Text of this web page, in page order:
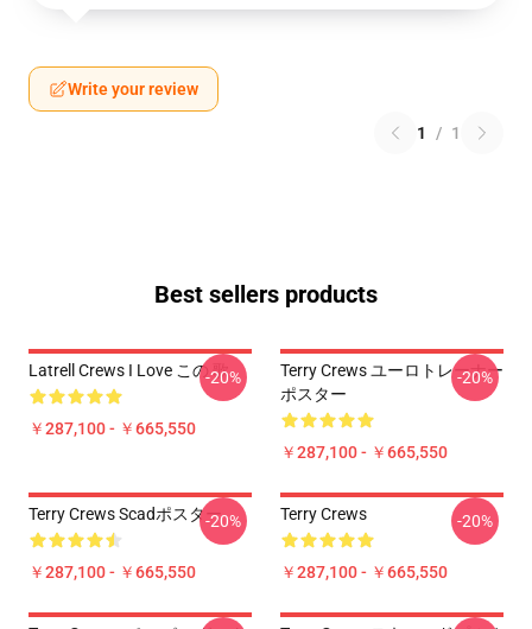
Write your review
1 / 1
Best sellers products
Latrell Crews I Love この 歌
￥287,100 - ￥665,550
-20%
Terry Crews ユーロトレーナー
ポスター
￥287,100 - ￥665,550
-20%
Terry Crews Scadポスター
￥287,100 - ￥665,550
-20% Terry Crews
￥287,100 - ￥665,550
-20%